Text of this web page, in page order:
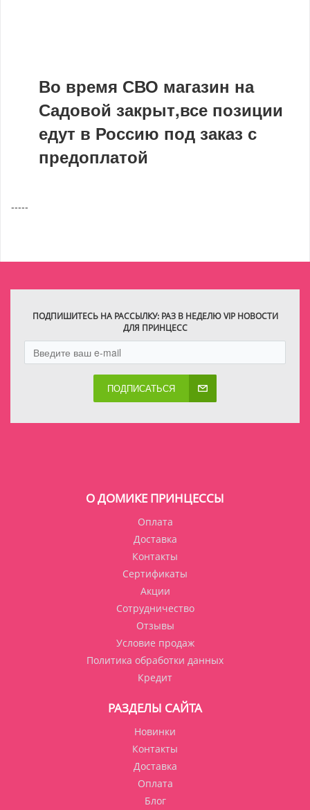
Во время СВО магазин на
Садовой закрыт,все позиции
едут в Россию под заказ с
предоплатой
-----
ПОДПИШИТЕСЬ НА РАССЫЛКУ: РАЗ В НЕДЕЛЮ VIP НОВОСТИ
ДЛЯ ПРИНЦЕСС
ПОДПИСАТЬСЯ
О ДОМИКЕ ПРИНЦЕССЫ
Оплата
Доставка
Контакты
Сертификаты
Акции
Сотрудничество
Отзывы
Условие продаж
Политика обработки данных
Кредит
РАЗДЕЛЫ САЙТА
Новинки
Контакты
Доставка
Оплата
Блог